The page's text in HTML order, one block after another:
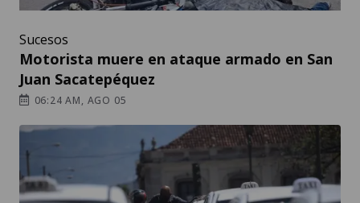
Sucesos
Motorista muere en ataque armado en San
Juan Sacatepéquez
06:24 AM, AGO 05